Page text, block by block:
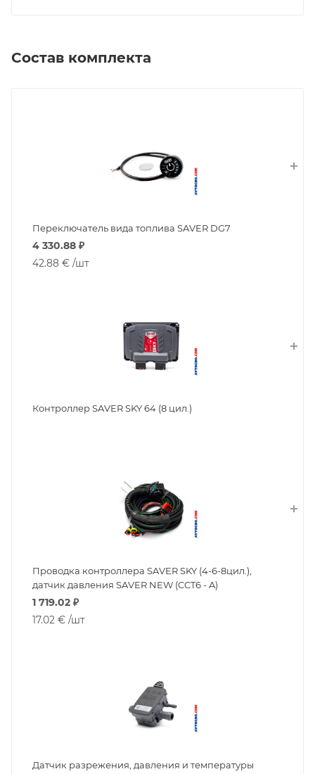
Состав комплекта
Переключатель вида топлива SAVER DG7
4 330.88₽
42.88 € /шт
Контроллер SAVER SKY 64 (8 цил.)
Проводка контроллера SAVER SKY (4-6-8цил.),
датчик давления SAVER NEW (CCT6 - A)
1 719.02₽
17.02 € /шт
Датчик разрежения, давления и температуры